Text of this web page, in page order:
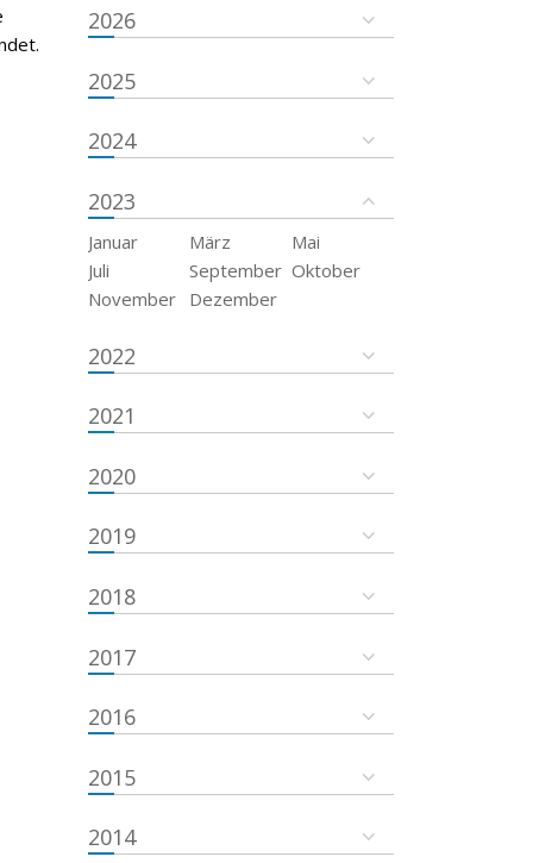
2026
2025
2024
2023
Januar März
Mai
Juli
September Oktober
November
Dezember
2022
2021
2020
2019
2018
2017
2016
2015
2014